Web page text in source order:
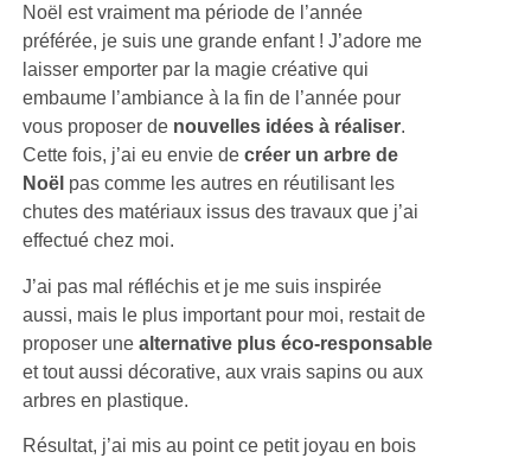
Noël est vraiment ma période de l’année
préférée, je suis une grande enfant ! J’adore me
laisser emporter par la magie créative qui
embaume l’ambiance à la fin de l’année pour
vous proposer de nouvelles idées à réaliser.
Cette fois, j’ai eu envie decréer un arbre de
Noël pas comme les autres en réutilisant les
chutes des matériaux issus des travaux que j’ai
effectué chez moi.
J’ai pas mal réfléchis et je me suis inspirée
aussi, mais le plus important pour moi, restait de
proposer unealternative plus éco-responsable
et tout aussi décorative, aux vrais sapins ou aux
arbres en plastique.
Résultat, j’ai mis au point ce petit joyau en bois